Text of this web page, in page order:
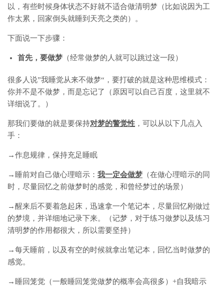
以，有些时候身体状态不好就不适合做清明梦（比如说因为工
作太累，回家倒头就睡到天亮之类的）。
下面说一下步骤：
首先，要做梦 （经常做梦的人就可以跳过这一段）
很多人说”我睡觉从来不做梦“，要打破的就是这种思维模式：
你并不是不做梦，而是忘记了（原因可以自己百度，这里就不
详细说了。）
那我们要做的就是要保持对梦的警觉性 ，可以从以下几点入
手：
→作息规律，保持充足睡眠
→睡前对自己做心理暗示： 我一定会做梦 （在做心理暗示的同
时，尽量回忆之前做梦时的感觉，和曾经梦过的场景）
→醒来后不要着急起床，迅速拿一个笔记本，尽量回忆刚做过
的梦境，并详细地记录下来。（记梦，对于练习做梦以及练习
清明梦的作用都很大，所以需要坚持）
→每天睡前，以及有空的时候就拿出笔记本，回忆当时做梦的
感觉。
→睡回笼觉（一般睡回笼觉做梦的概率会高很多）+自我暗示